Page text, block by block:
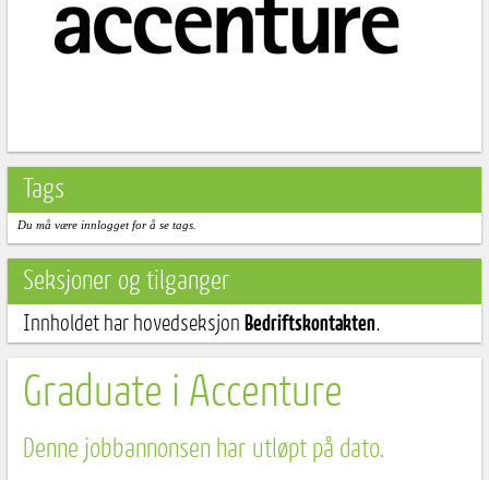
Tags
Du må være innlogget for å se tags.
Seksjoner og tilganger
Innholdet har hovedseksjon Bedriftskontakten.
Graduate i Accenture
Denne jobbannonsen har utløpt på dato.